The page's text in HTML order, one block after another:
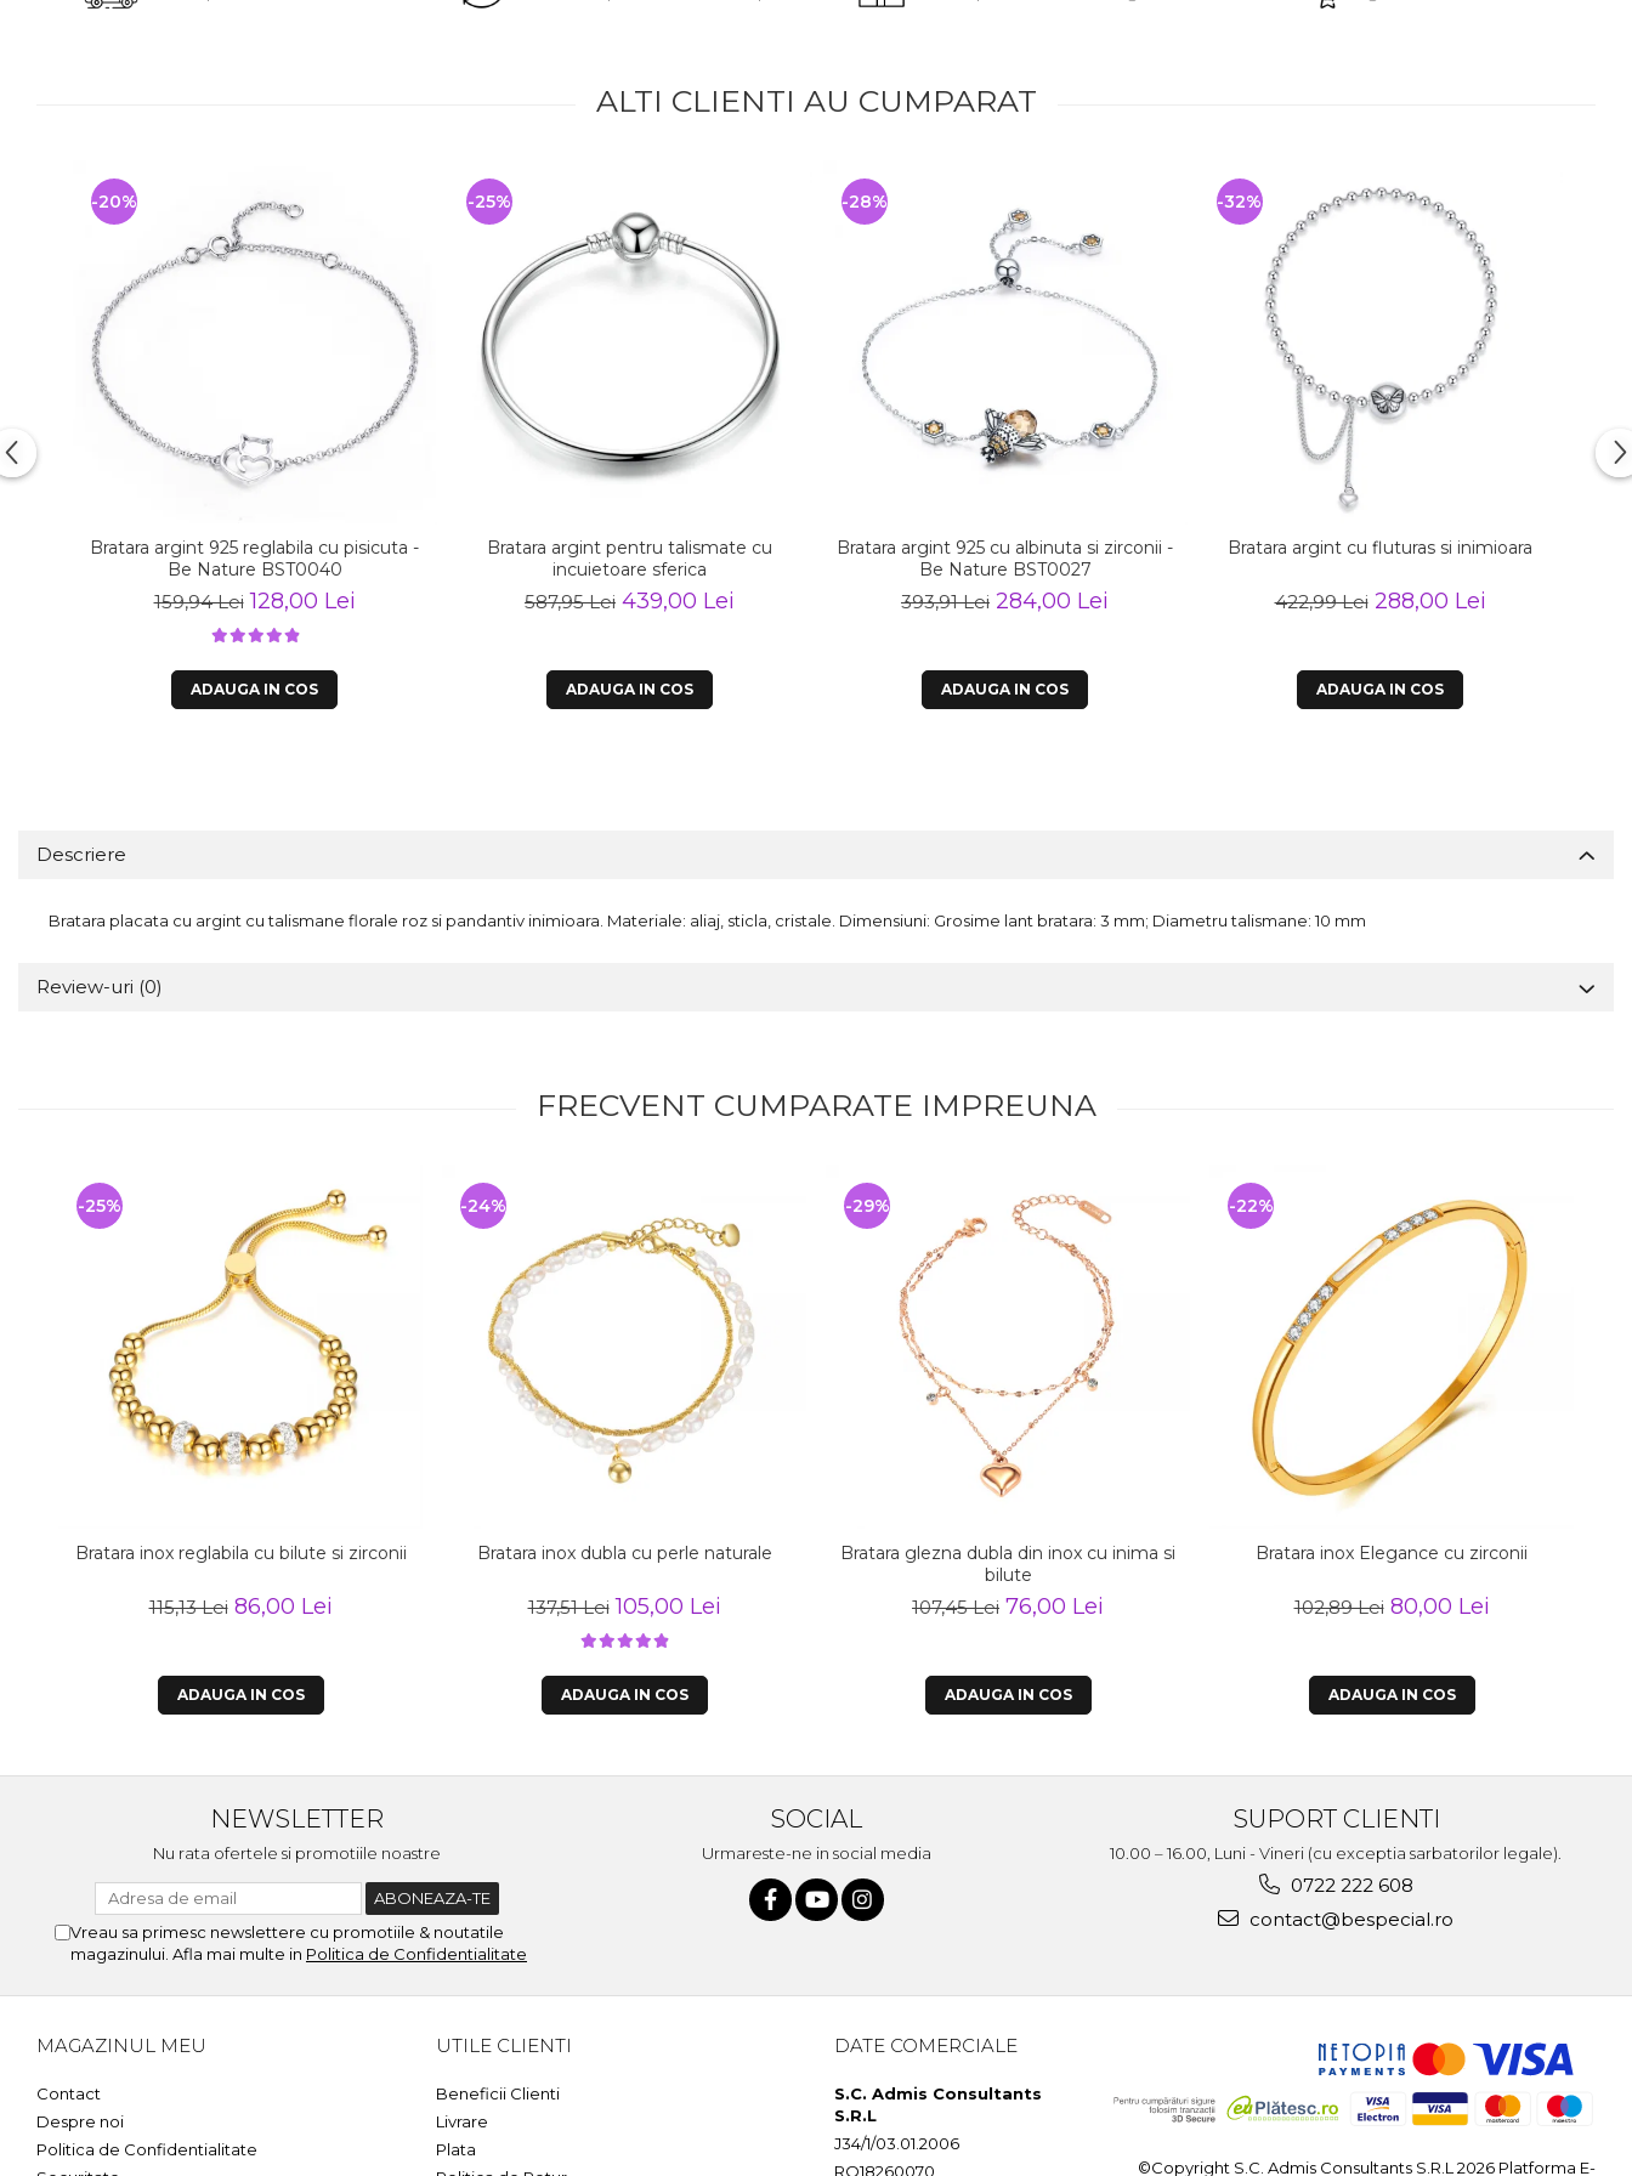
ALTI CLIENTI AU CUMPARAT
Bratara argint 925 reglabila cu pisicuta -
Be Nature BST0040
159,94 Lei 128,00 Lei
-20%
ADAUGA IN COS
Bratara argint pentru talismate cu
incuietoare sferica
587,95 Lei 439,00 Lei
-25%
ADAUGA IN COS
Bratara argint 925 cu albinuta si zirconii -
Be Nature BST0027
393,91 Lei 284,00 Lei
-28%
ADAUGA IN COS
Bratara argint cu fluturas si inimioara
422,99 Lei 288,00 Lei
-32%
ADAUGA IN COS
Descriere
Bratara placata cu argint cu talismane florale roz si pandantiv inimioara. Materiale: aliaj, sticla, cristale. Dimensiuni: Grosime lant bratara: 3 mm; Diametru talismane: 10 mm
Review-uri (0)
FRECVENT CUMPARATE IMPREUNA
Bratara inox reglabila cu bilute si zirconii
115,13 Lei 86,00 Lei
-25%
ADAUGA IN COS
Bratara inox dubla cu perle naturale
137,51 Lei 105,00 Lei
-24%
ADAUGA IN COS
Bratara glezna dubla din inox cu inima si
bilute
107,45 Lei 76,00 Lei
-29%
ADAUGA IN COS
Bratara inox Elegance cu zirconii
102,89 Lei 80,00 Lei
-22%
ADAUGA IN COS
NEWSLETTER
Nu rata ofertele si promotiile noastre
Vreau sa primesc newslettere cu promotiile & noutatile
magazinului. Afla mai multe in Politica de Confidentialitate
SOCIAL
Urmareste-ne in social media
SUPORT CLIENTI
10.00 – 16.00, Luni - Vineri (cu exceptia sarbatorilor legale).
0722 222 608
contact@bespecial.ro
MAGAZINUL MEU
Contact
Despre noi
Politica de Confidentialitate
UTILE CLIENTI
Beneficii Clienti
Livrare
Plata
DATE COMERCIALE
S.C. Admis Consultants
S.R.L
J34/1/03.01.2006
RO18260070
©Copyright S.C. Admis Consultants S.R.L 2026 Platforma E-